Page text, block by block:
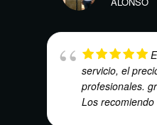
servicio, el
profesionales.
Los recomiendo